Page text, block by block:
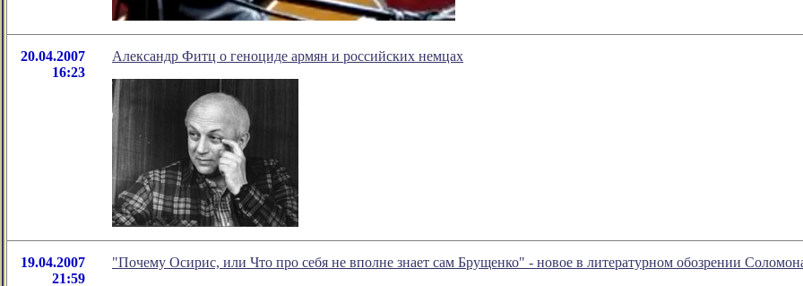
20.04.2007
16:23
Александр Фитц о геноциде армян и российских немцах
19.04.2007
21:59
"Почему Осирис, или Что про себя не вполне знает сам Брущенко" - новое в литературном обозрении